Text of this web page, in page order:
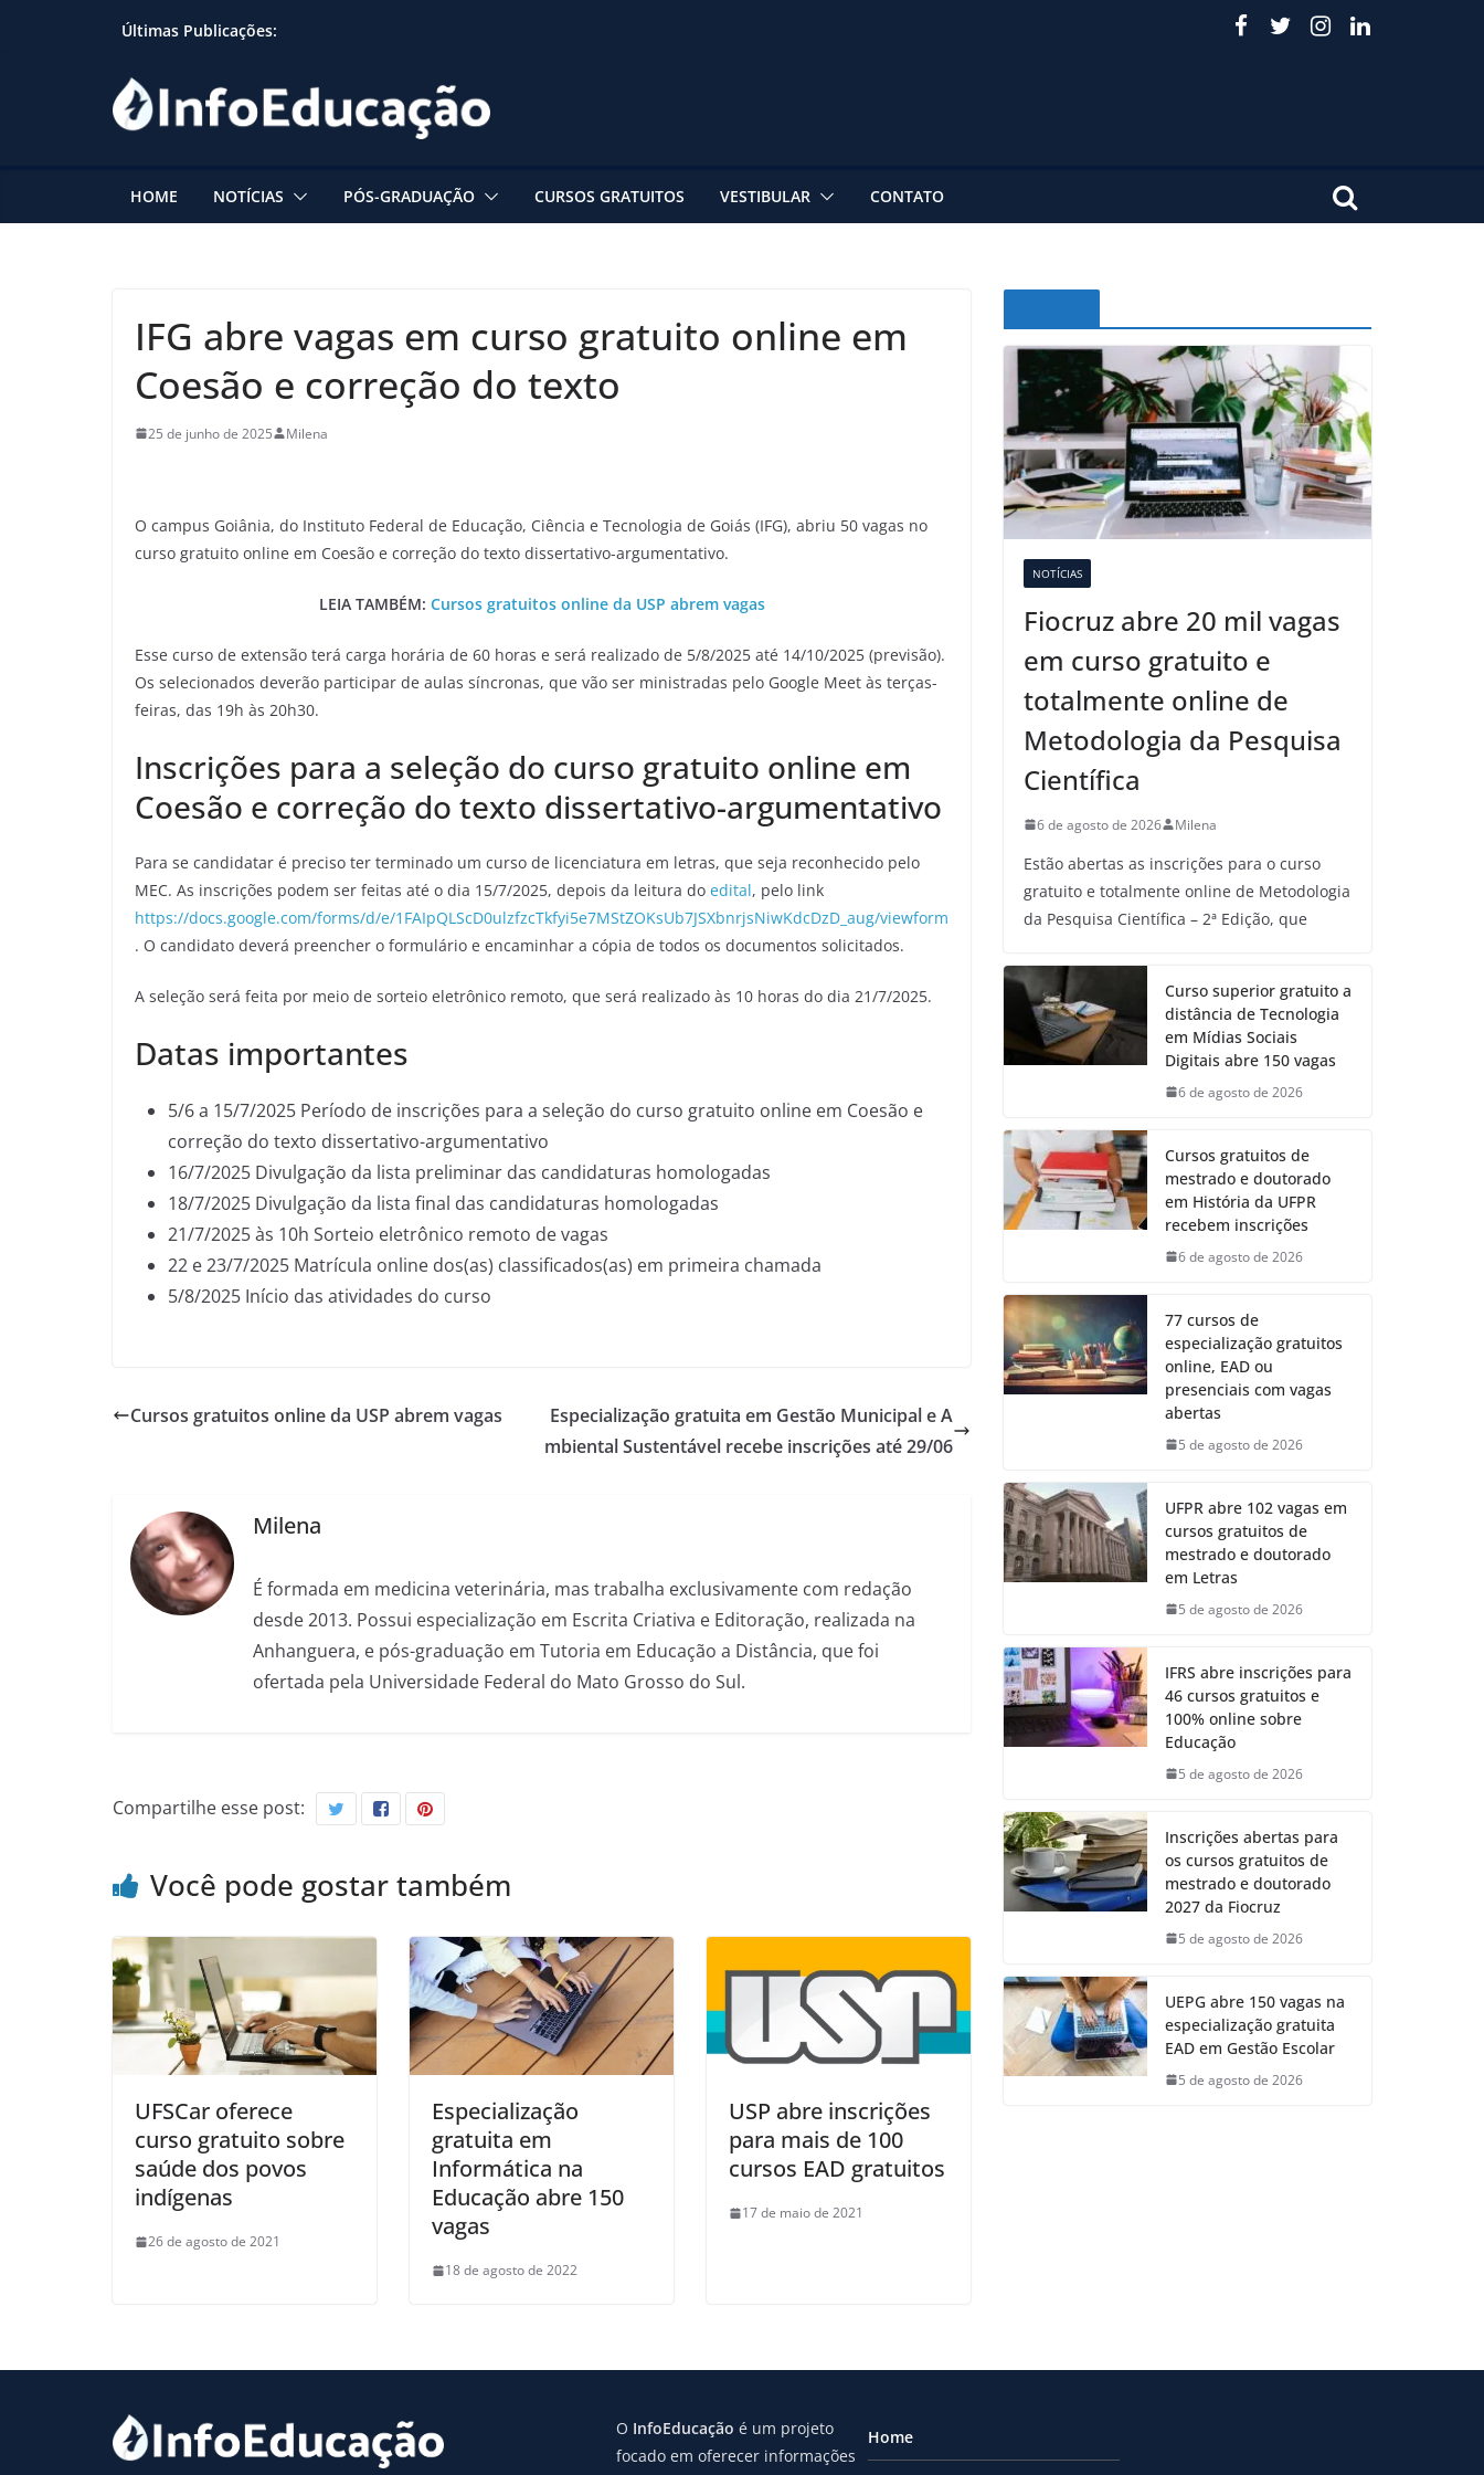
Últimas Publicações:
HOME NOTÍCIAS PÓS-GRADUAÇÃO CURSOS GRATUITOS VESTIBULAR CONTATO
IFG abre vagas em curso gratuito online em
Coesão e correção do texto
25 de junho de 2025 Milena
O campus Goiânia, do Instituto Federal de Educação, Ciência e Tecnologia de Goiás (IFG), abriu 50 vagas no
curso gratuito online em Coesão e correção do texto dissertativo-argumentativo.
LEIA TAMBÉM: Cursos gratuitos online da USP abrem vagas
Esse curso de extensão terá carga horária de 60 horas e será realizado de 5/8/2025 até 14/10/2025 (previsão).
Os selecionados deverão participar de aulas síncronas, que vão ser ministradas pelo Google Meet às terças-
feiras, das 19h às 20h30.
Inscrições para a seleção do curso gratuito online em
Coesão e correção do texto dissertativo-argumentativo
Para se candidatar é preciso ter terminado um curso de licenciatura em letras, que seja reconhecido pelo
MEC. As inscrições podem ser feitas até o dia 15/7/2025, depois da leitura do edital, pelo link
https://docs.google.com/forms/d/e/1FAIpQLScD0ulzfzcTkfyi5e7MStZOKsUb7JSXbnrjsNiwKdcDzD_aug/viewform
. O candidato deverá preencher o formulário e encaminhar a cópia de todos os documentos solicitados.
A seleção será feita por meio de sorteio eletrônico remoto, que será realizado às 10 horas do dia 21/7/2025.
Datas importantes
5/6 a 15/7/2025 Período de inscrições para a seleção do curso gratuito online em Coesão e
correção do texto dissertativo-argumentativo
16/7/2025 Divulgação da lista preliminar das candidaturas homologadas
18/7/2025 Divulgação da lista final das candidaturas homologadas
21/7/2025 às 10h Sorteio eletrônico remoto de vagas
22 e 23/7/2025 Matrícula online dos(as) classificados(as) em primeira chamada
5/8/2025 Início das atividades do curso
Cursos gratuitos online da USP abrem vagas
Especialização gratuita em Gestão Municipal e A
mbiental Sustentável recebe inscrições até 29/06
Milena
É formada em medicina veterinária, mas trabalha exclusivamente com redação
desde 2013. Possui especialização em Escrita Criativa e Editoração, realizada na
Anhanguera, e pós-graduação em Tutoria em Educação a Distância, que foi
ofertada pela Universidade Federal do Mato Grosso do Sul.
Compartilhe esse post:
Você pode gostar também
UFSCar oferece
curso gratuito sobre
saúde dos povos
indígenas
26 de agosto de 2021
Especialização
gratuita em
Informática na
Educação abre 150
vagas
18 de agosto de 2022
USP abre inscrições
para mais de 100
cursos EAD gratuitos
17 de maio de 2021
NOTÍCIAS
Fiocruz abre 20 mil vagas
em curso gratuito e
totalmente online de
Metodologia da Pesquisa
Científica
6 de agosto de 2026 Milena
Estão abertas as inscrições para o curso
gratuito e totalmente online de Metodologia
da Pesquisa Científica – 2ª Edição, que
Curso superior gratuito a
distância de Tecnologia
em Mídias Sociais
Digitais abre 150 vagas
6 de agosto de 2026
Cursos gratuitos de
mestrado e doutorado
em História da UFPR
recebem inscrições
6 de agosto de 2026
77 cursos de
especialização gratuitos
online, EAD ou
presenciais com vagas
abertas
5 de agosto de 2026
UFPR abre 102 vagas em
cursos gratuitos de
mestrado e doutorado
em Letras
5 de agosto de 2026
IFRS abre inscrições para
46 cursos gratuitos e
100% online sobre
Educação
5 de agosto de 2026
Inscrições abertas para
os cursos gratuitos de
mestrado e doutorado
2027 da Fiocruz
5 de agosto de 2026
UEPG abre 150 vagas na
especialização gratuita
EAD em Gestão Escolar
5 de agosto de 2026
O InfoEducação é um projeto
focado em oferecer informações
Home